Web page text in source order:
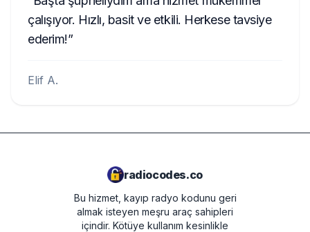
çalışıyor. Hızlı, basit ve etkili. Herkese tavsiye
ederim!
Elif A.
radiocodes.co
Bu hizmet, kayıp radyo kodunu geri
almak isteyen meşru araç sahipleri
içindir. Kötüye kullanım kesinlikle